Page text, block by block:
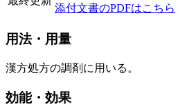
添付文書のPDFはこちら
用法・用量
漢方処方の調剤に用いる。
効能・効果